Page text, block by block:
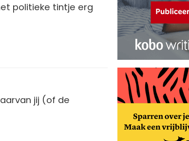
politieke tintje erg
jij (of de